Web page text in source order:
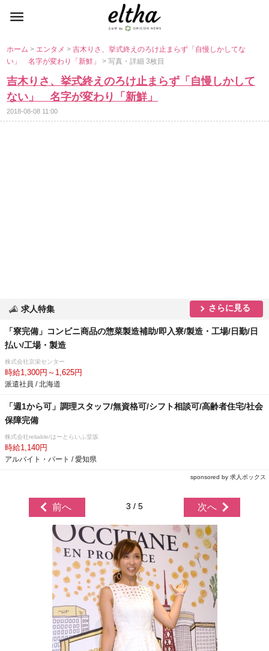
ホーム> エンタメ>吉木りさ、挙式終えのろけ止まらず「自慢しかしてな
い」 名字が変わり「新鮮」> 写真・詳細 3枚目
吉木りさ、挙式終えのろけ止まらず「自慢しかして
ない」 名字が変わり「新鮮」
2018-08-08 11:00
求人特集 さらに見る
「寮完備」コンビニ商品の惣菜製造補助/即入寮/製造・工場/日勤/日
払い/工場・製造
株式会社京栄センター
時給1,300円～1,625円
派遣社員 / 北海道
「週1から可」調理スタッフ/無資格可/シフト相談可/高齢者住宅/社会
保障完備
株式会社reliable/はーとらいふ堂坂
時給1,140円
アルバイト・パート / 愛知県
sponsored by 求人ボックス
前へ 3 / 5 次へ